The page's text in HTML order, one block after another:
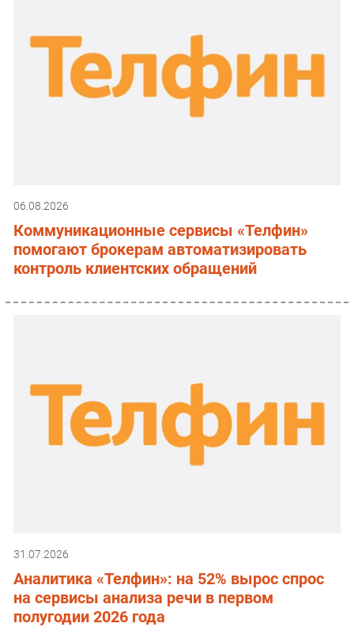
06.08.2026
Коммуникационные сервисы «Телфин»
помогают брокерам автоматизировать
контроль клиентских обращений
31.07.2026
Аналитика «Телфин»: на 52% вырос спрос
на сервисы анализа речи в первом
полугодии 2026 года